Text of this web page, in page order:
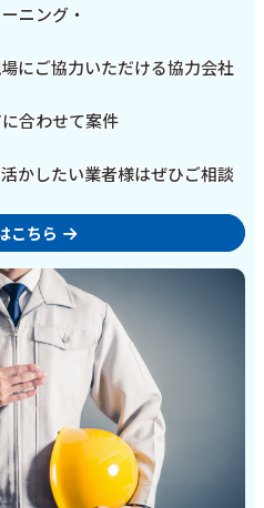
ニング・
にご協力いただける協力会社
合わせて案件
かしたい業者様はぜひご相談
こちら